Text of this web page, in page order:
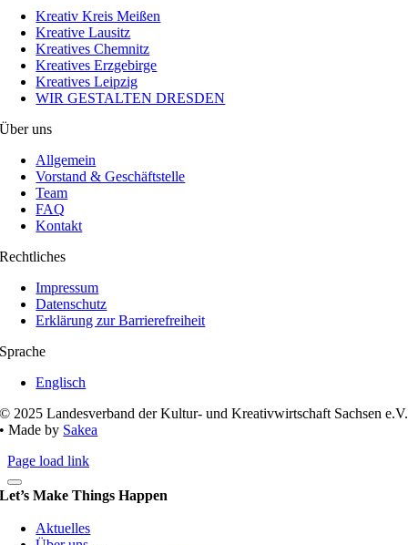
Kreativ Kreis Meißen
Kreative Lausitz
Kreatives Chemnitz
Kreatives Erzgebirge
Kreatives Leipzig
WIR GESTALTEN DRESDEN
Über uns
Allgemein
Vorstand & Geschäftstelle
Team
FAQ
Kontakt
Rechtliches
Impressum
Datenschutz
Erklärung zur Barrierefreiheit
Sprache
Englisch
© 2025 Landesverband der Kultur- und Kreativwirtschaft Sachsen e.V.
• Made by Sakea
Page load link
Let’s Make Things Happen
Aktuelles